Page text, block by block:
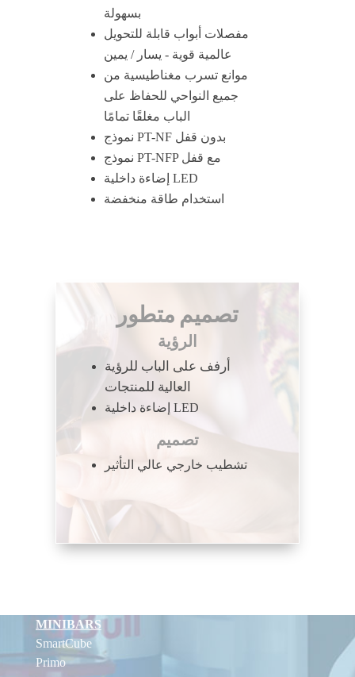
بسهولة
مفصلات أبواب قابلة للتحويل
عالمية قوية - يسار / يمين
موانع تسرب مغناطيسية من
جميع النواحي للحفاظ على
الباب مغلقًا تمامًا
نموذج PT-NF بدون قفل
نموذج PT-NFP مع قفل
إضاءة داخلية LED
استخدام طاقة منخفضة
تصميم متطور
الرؤية
أرفف على الباب للرؤية
العالية للمنتجات
إضاءة داخلية LED
تصميم
تشطيب خارجي عالي التأثير
MINIBARS
SmartCube
Primo